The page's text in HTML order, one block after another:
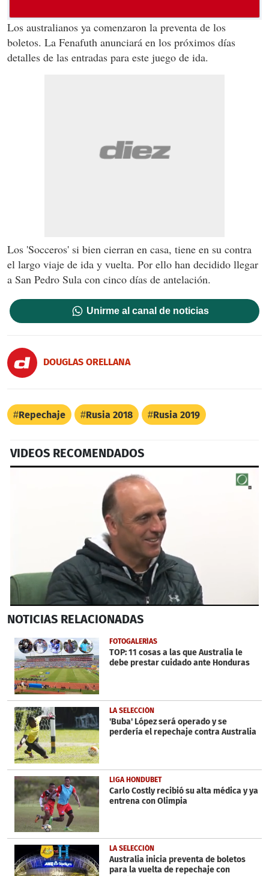
Los australianos ya comenzaron la preventa de los
boletos. La Fenafuth anunciará en los próximos días
detalles de las entradas para este juego de ida.
Los 'Socceros' si bien cierran en casa, tiene en su contra
el largo viaje de ida y vuelta. Por ello han decidido llegar
a San Pedro Sula con cinco días de antelación.
Unirme al canal de noticias
DOUGLAS ORELLANA
Repechaje Rusia 2018 Rusia 2019
VIDEOS RECOMENDADOS
seconds
52
seconds
NOTICIAS RELACIONADAS
FOTOGALERÍAS
TOP: 11 cosas a las que Australia le
debe prestar cuidado ante Honduras
LA SELECCIÓN
'Buba' López será operado y se
perdería el repechaje contra Australia
LIGA HONDUBET
Carlo Costly recibió su alta médica y ya
entrena con Olimpia
LA SELECCIÓN
Australia inicia preventa de boletos
para la vuelta de repechaje con